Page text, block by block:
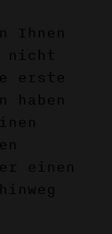
Ihnen
nicht
erste
haben
einen